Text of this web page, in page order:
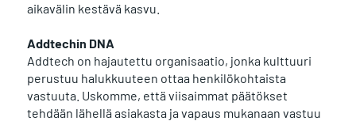
aikavälin kestävä kasvu.
Addtechin DNA
Addtech on hajautettu organisaatio, jonka kulttuuri
perustuu halukkuuteen ottaa henkilökohtaista
vastuuta. Uskomme, että viisaimmat päätökset
tehdään lähellä asiakasta ja vapaus mukanaan vastuu